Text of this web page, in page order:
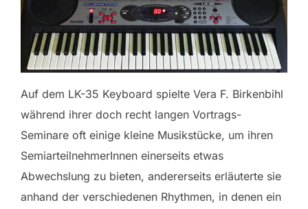
Auf dem LK-35 Keyboard spielte Vera F. Birkenbihl
während ihrer doch recht langen Vortrags-
Seminare oft einige kleine Musikstücke, um ihren
SemiarteilnehmerInnen einerseits etwas
Abwechslung zu bieten, andererseits erläuterte sie
anhand der verschiedenen Rhythmen, in denen ein